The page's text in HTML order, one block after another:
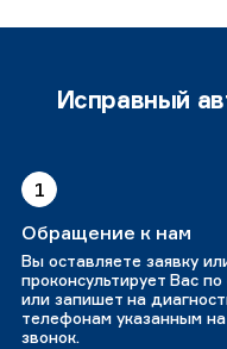
Исправный
1
Обращение к нам
Вы оставляете заявку
проконсультирует Вас
или запишет на
телефонам указанным
звонок.